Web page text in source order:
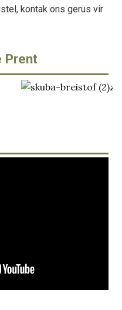
kontak ons ​​gerus vir
Prent